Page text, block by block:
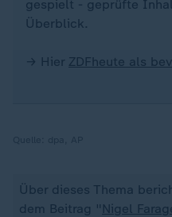
gespielt - geprüfte
Überblick.
→ Hier ZDFheute als
Über dieses Thema
dem Beitrag " Nigel